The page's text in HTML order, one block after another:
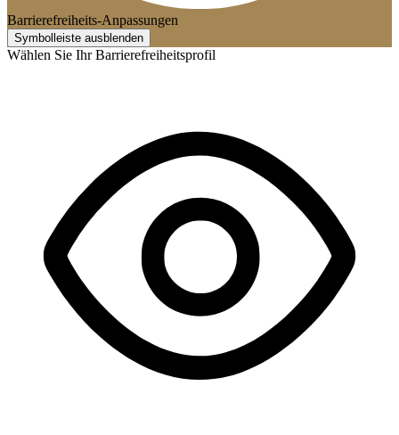
Barrierefreiheits-Anpassungen
Symbolleiste ausblenden
Wählen Sie Ihr Barrierefreiheitsprofil